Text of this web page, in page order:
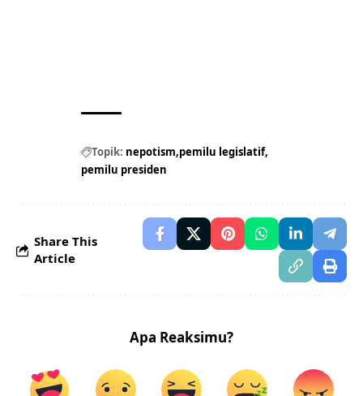
Topik: nepotism pemilu legislatif
pemilu presiden
Share This
Article
Apa Reaksimu?